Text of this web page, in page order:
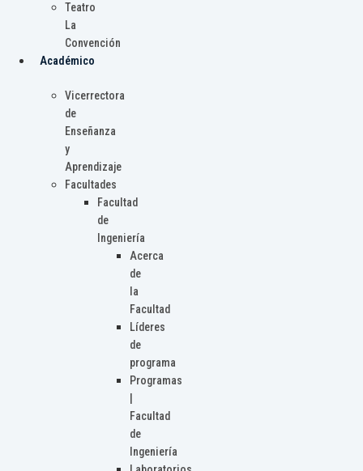
Teatro
La
Convención
Académico
Vicerrectora
de
Enseñanza
y
Aprendizaje
Facultades
Facultad
de
Ingeniería
Acerca
de
la
Facultad
Líderes
de
programa
Programas
Facultad
de
Ingeniería